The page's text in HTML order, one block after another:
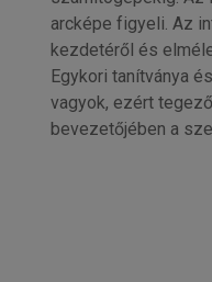
arcképe figyeli. Az
kezdetéről és
Egykori tanítványa
vagyok, ezért
bevezetőjében a